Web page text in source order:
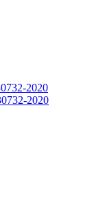
2020
2020